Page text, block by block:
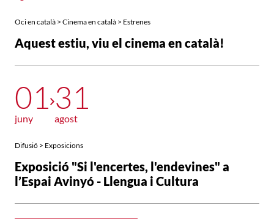
Oci en català > Cinema en català > Estrenes
Aquest estiu, viu el cinema en català!
01
juny
31
agost
Difusió > Exposicions
Exposició "Si l'encertes, l'endevines" a
l’Espai Avinyó - Llengua i Cultura